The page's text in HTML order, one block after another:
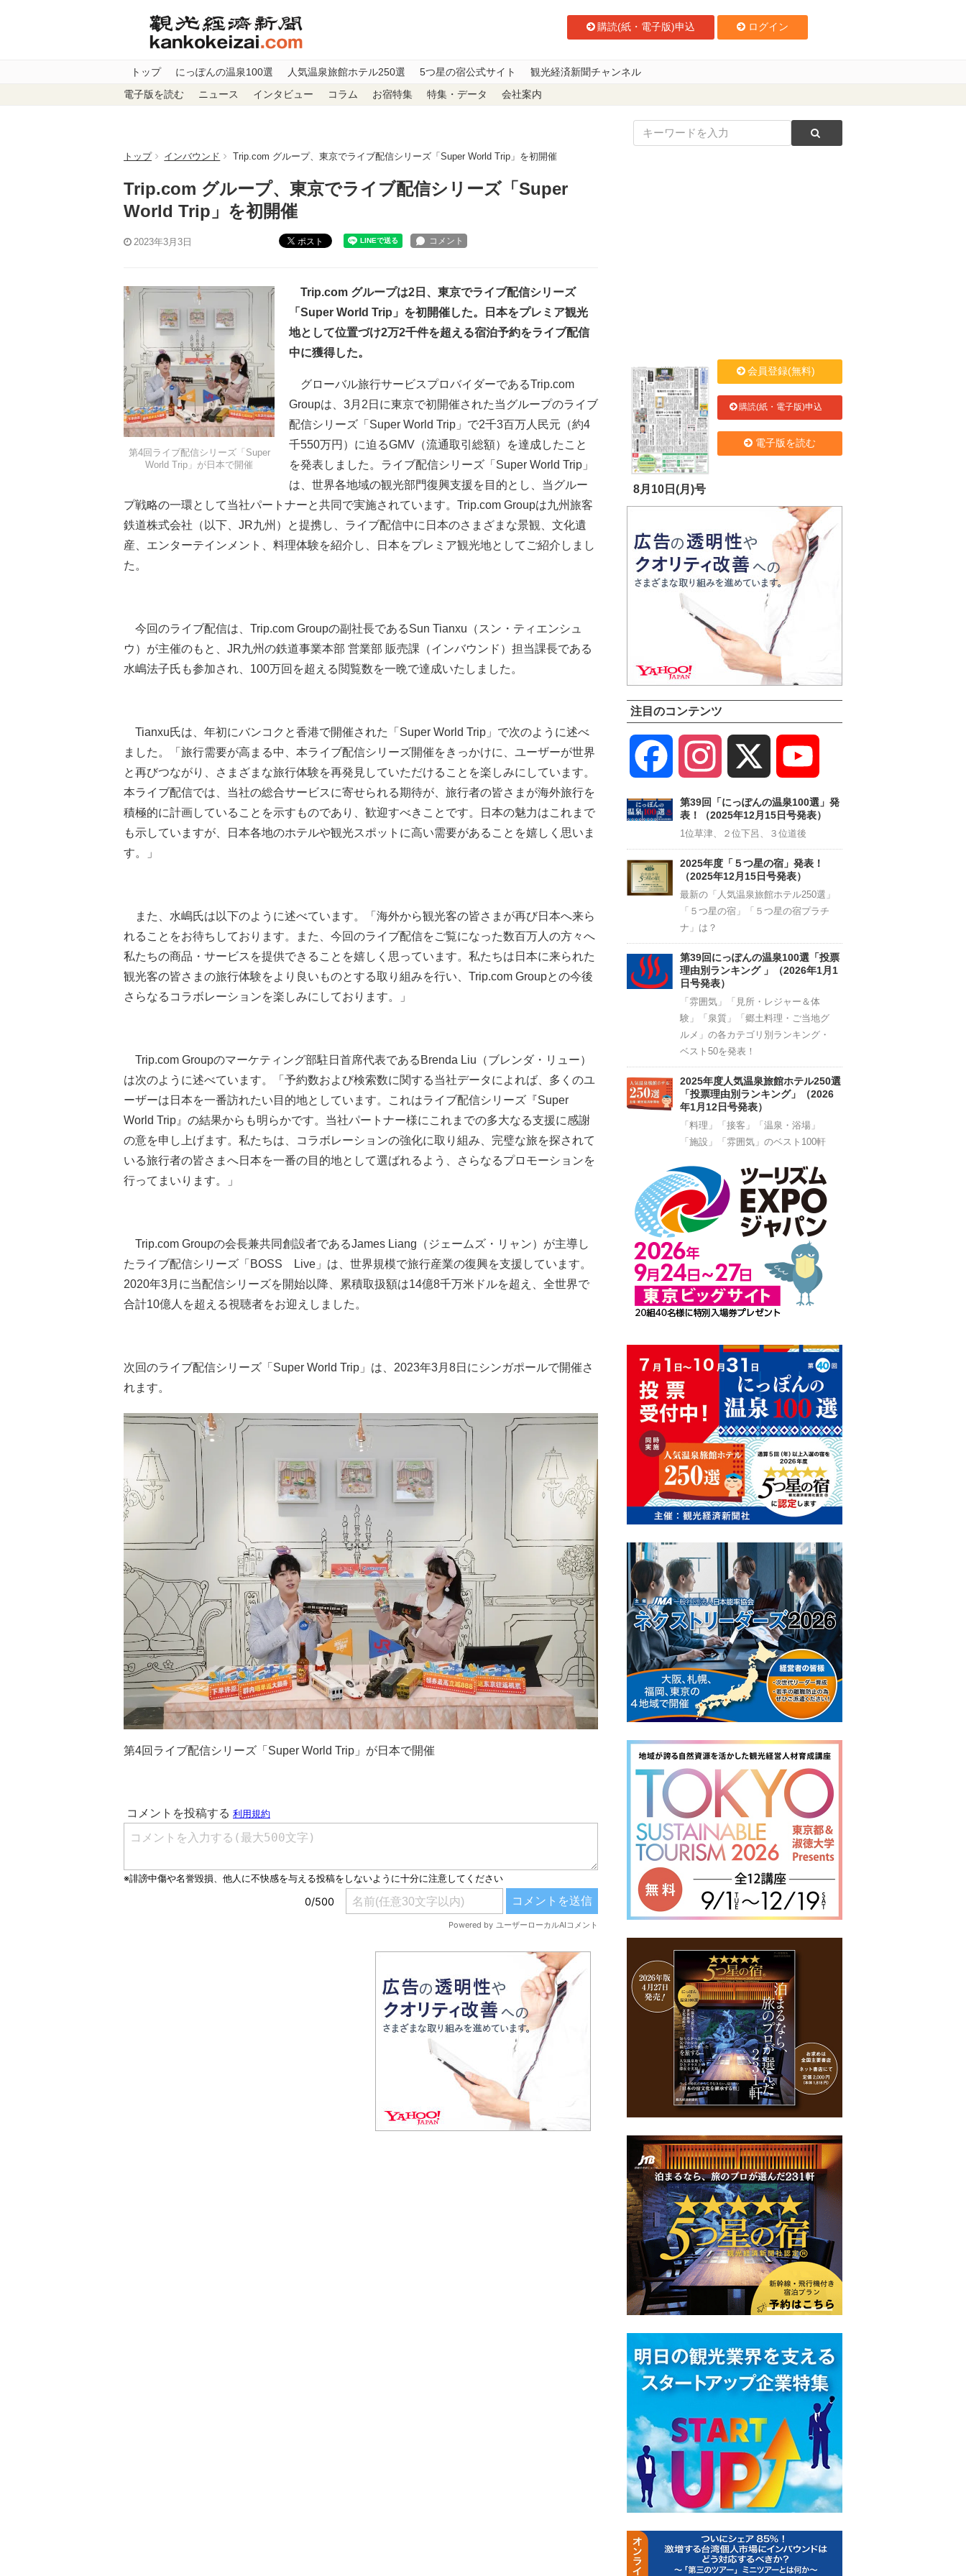
購読(紙・電子版)申込 ログイン
トップ にっぽんの温泉100選 人気温泉旅館ホテル250選 5つ星の宿公式サイト 観光経済新聞チャンネル
電子版を読む ニュース インタビュー コラム お宿特集 特集・データ 会社案内
トップ インバウンド Trip.com グループ、東京でライブ配信シリーズ「Super World Trip」を初開催
Trip.com グループ、東京でライブ配信シリーズ「Super
World Trip」を初開催
2023年3月3日 ポスト
第4回ライブ配信シリーズ「Super
World Trip」が日本で開催
Trip.com グループは2日、東京でライブ配信シリーズ
「Super World Trip」を初開催した。日本をプレミア観光
地として位置づけ2万2千件を超える宿泊予約をライブ配信
中に獲得した。
グローバル旅行サービスプロバイダーであるTrip.com
Groupは、3月2日に東京で初開催された当グループのライブ
配信シリーズ「Super World Trip」で2千3百万人民元（約4
千550万円）に迫るGMV（流通取引総額）を達成したこと
を発表しました。ライブ配信シリーズ「Super World Trip」
は、世界各地域の観光部門復興支援を目的とし、当グルー
プ戦略の一環として当社パートナーと共同で実施されています。Trip.com Groupは九州旅客
鉄道株式会社（以下、JR九州）と提携し、ライブ配信中に日本のさまざまな景観、文化遺
産、エンターテインメント、料理体験を紹介し、日本をプレミア観光地としてご紹介しまし
た。
今回のライブ配信は、Trip.com Groupの副社長であるSun Tianxu（スン・ティエンシュ
ウ）が主催のもと、JR九州の鉄道事業本部 営業部 販売課（インバウンド）担当課長である
水嶋法子氏も参加され、100万回を超える閲覧数を一晩で達成いたしました。
Tianxu氏は、年初にバンコクと香港で開催された「Super World Trip」で次のように述べ
ました。「旅行需要が高まる中、本ライブ配信シリーズ開催をきっかけに、ユーザーが世界
と再びつながり、さまざまな旅行体験を再発見していただけることを楽しみにしています。
本ライブ配信では、当社の総合サービスに寄せられる期待が、旅行者の皆さまが海外旅行を
積極的に計画していることを示すものであり、歓迎すべきことです。日本の魅力はこれまで
も示していますが、日本各地のホテルや観光スポットに高い需要があることを嬉しく思いま
す。」
また、水嶋氏は以下のように述べています。「海外から観光客の皆さまが再び日本へ来ら
れることをお待ちしております。また、今回のライブ配信をご覧になった数百万人の方々へ
私たちの商品・サービスを提供できることを嬉しく思っています。私たちは日本に来られた
観光客の皆さまの旅行体験をより良いものとする取り組みを行い、Trip.com Groupとの今後
さらなるコラボレーションを楽しみにしております。」
Trip.com Groupのマーケティング部駐日首席代表であるBrenda Liu（ブレンダ・リュー）
は次のように述べています。「予約数および検索数に関する当社データによれば、多くのユ
ーザーは日本を一番訪れたい目的地としています。これはライブ配信シリーズ『Super
World Trip』の結果からも明らかです。当社パートナー様にこれまでの多大なる支援に感謝
の意を申し上げます。私たちは、コラボレーションの強化に取り組み、完璧な旅を探されて
いる旅行者の皆さまへ日本を一番の目的地として選ばれるよう、さらなるプロモーションを
行ってまいります。」
Trip.com Groupの会長兼共同創設者であるJames Liang（ジェームズ・リャン）が主導し
たライブ配信シリーズ「BOSS Live」は、世界規模で旅行産業の復興を支援しています。
2020年3月に当配信シリーズを開始以降、累積取扱額は14億8千万米ドルを超え、全世界で
合計10億人を超える視聴者をお迎えしました。
次回のライブ配信シリーズ「Super World Trip」は、2023年3月8日にシンガポールで開催さ
れます。
第4回ライブ配信シリーズ「Super World Trip」が日本で開催
8月10日(月)号
会員登録(無料)
購読(紙・電子版)申込
電子版を読む
注目のコンテンツ
Facebook Instagram
Channel
第39回「にっぽんの温泉100選」発
表！（2025年12月15日号発表）
1位草津、２位下呂、３位道後
2025年度「５つ星の宿」発表！
（2025年12月15日号発表）
最新の「人気温泉旅館ホテル250選」
「５つ星の宿」「５つ星の宿プラチ
ナ」は？
第39回にっぽんの温泉100選「投票
理由別ランキング 」（2026年1月1
日号発表）
「雰囲気」「見所・レジャー＆体
験」「泉質」「郷土料理・ご当地グ
ルメ」の各カテゴリ別ランキング・
ベスト50を発表！
2025年度人気温泉旅館ホテル250選
「投票理由別ランキング」（2026
年1月12日号発表）
「料理」「接客」「温泉・浴場」
「施設」「雰囲気」のベスト100軒